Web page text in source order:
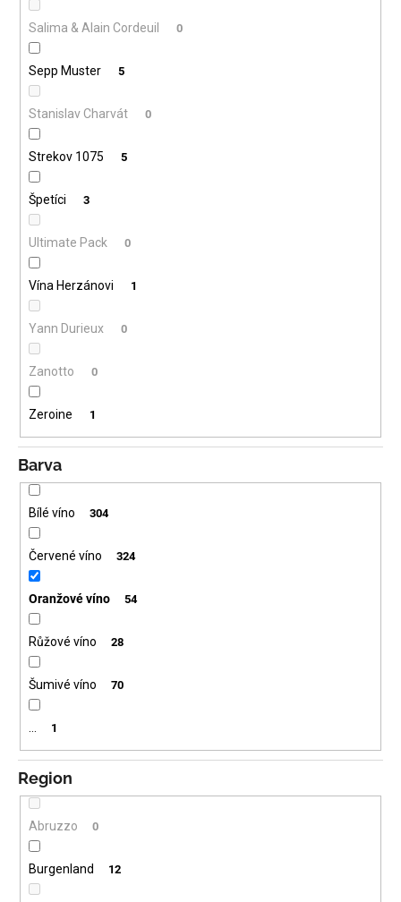
Salima & Alain Cordeuil 0
Sepp Muster 5
Stanislav Charvát 0
Strekov 1075 5
Špetíci 3
Ultimate Pack 0
Vína Herzánovi 1
Yann Durieux 0
Zanotto 0
Zeroine 1
Barva
Bílé víno 304
Červené víno 324
Oranžové víno 54
Růžové víno 28
Šumivé víno 70
1
Region
Abruzzo 0
Burgenland 12